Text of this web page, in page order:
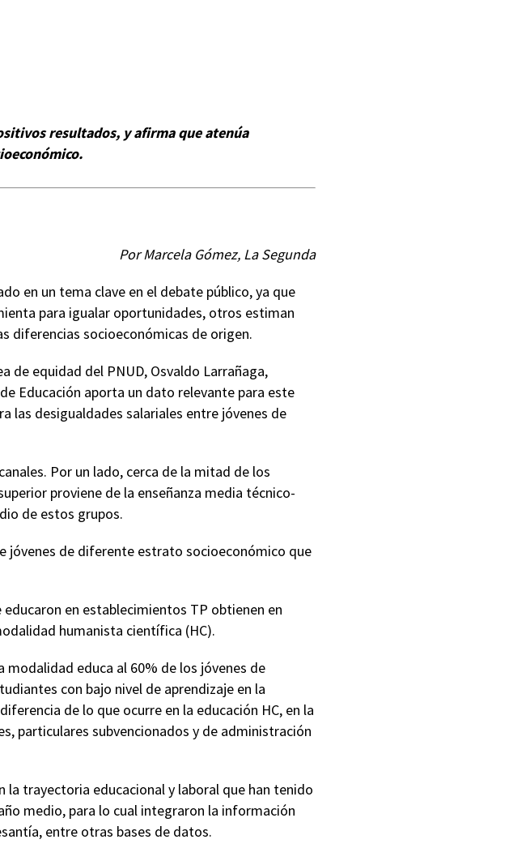
resultados, y afirma que atenúa
Por Marcela Gómez, La Segunda
en un tema clave en el debate público, ya que
para igualar oportunidades, otros estiman
diferencias socioeconómicas de origen.
de equidad del PNUD, Osvaldo Larrañaga,
Educación aporta un dato relevante para este
las desigualdades salariales entre jóvenes de
Por un lado, cerca de la mitad de los
proviene de la enseñanza media técnico-
de estos grupos.
jóvenes de diferente estrato socioeconómico que
en establecimientos TP obtienen en
humanista científica (HC).
modalidad educa al 60% de los jóvenes de
con bajo nivel de aprendizaje en la
de lo que ocurre en la educación HC, en la
particulares subvencionados y de administración
trayectoria educacional y laboral que han tenido
medio, para lo cual integraron la información
entre otras bases de datos.